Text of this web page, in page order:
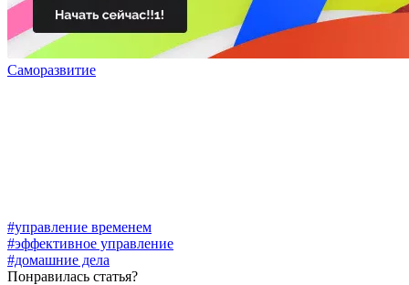
Саморазвитие
#управление временем
#эффективное управление
#домашние дела
Понравилась статья?